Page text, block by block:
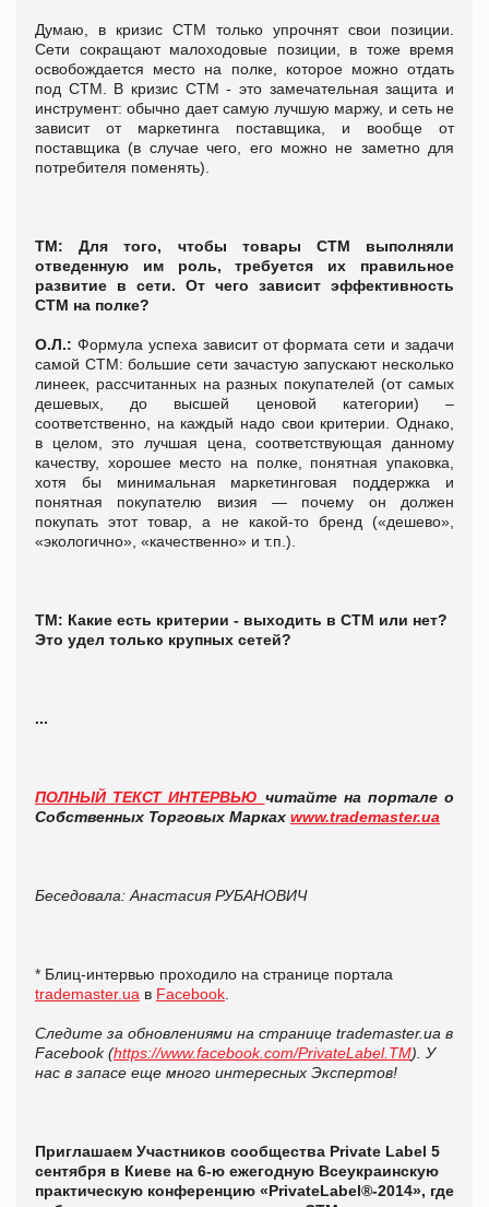
Думаю, в кризис СТМ только упрочнят свои позиции.
Сети сокращают малоходовые позиции, в тоже время
освобождается место на полке, которое можно отдать
под СТМ. В кризис СТМ - это замечательная защита и
инструмент: обычно дает самую лучшую маржу, и сеть не
зависит от маркетинга поставщика, и вообще от
поставщика (в случае чего, его можно не заметно для
потребителя поменять).
ТМ: Для того, чтобы товары СТМ выполняли
отведенную им роль, требуется их правильное
развитие в сети. От чего зависит эффективность
СТМ на полке?
О.Л.: Формула успеха зависит от формата сети и задачи
самой СТМ: большие сети зачастую запускают несколько
линеек, рассчитанных на разных покупателей (от самых
дешевых, до высшей ценовой категории) –
соответственно, на каждый надо свои критерии. Однако,
в целом, это лучшая цена, соответствующая данному
качеству, хорошее место на полке, понятная упаковка,
хотя бы минимальная маркетинговая поддержка и
понятная покупателю визия — почему он должен
покупать этот товар, а не какой-то бренд («дешево»,
«экологично», «качественно» и т.п.).
ТМ: Какие есть критерии - выходить в СТМ или нет?
Это удел только крупных сетей?
...
ПОЛНЫЙ ТЕКСТ ИНТЕРВЬЮ читайте на портале о
Собственных Торговых Марках www.trademaster.ua
Беседовала: Анастасия РУБАНОВИЧ
* Блиц-интервью проходило на странице портала
trademaster.ua в Facebook
Следите за обновлениями на странице trademaster.ua в
Facebook (https://www.facebook.com/PrivateLabel.TM). У
нас в запасе еще много интересных Экспертов!
Приглашаем Участников сообщества Private Label 5
сентября в Киеве на 6-ю ежегодную Всеукраинскую
практическую конференцию «PrivateLabel®-2014», где